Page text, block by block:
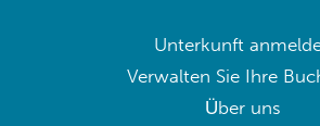
Unterkunft
Verwalten Sie Ihre
Über uns